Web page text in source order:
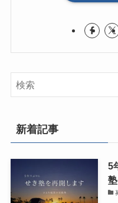
新着記事
5